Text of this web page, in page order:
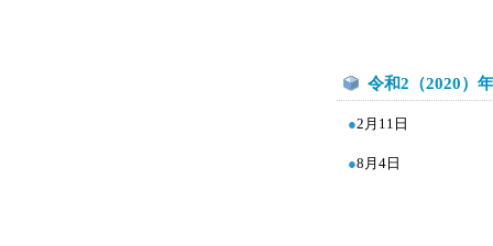
令和2（2020）
●2 月11日
●8 月4日